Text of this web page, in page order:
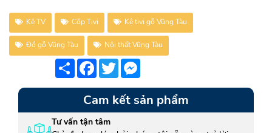
Kệ TV Cốp Tivi Kệ tivi gỗ Vũng Tàu
Đồ gỗ Vũng Tàu Nội thất Vũng Tàu
ShareFacebook
TwitterMessenger
Cam kết sản phẩm
Tư vấn tận tâm